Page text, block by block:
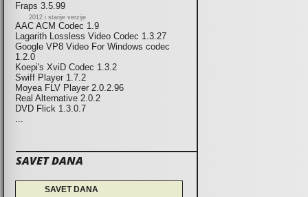
Fraps 3.5.99
2012 i starije verzije
AAC ACM Codec 1.9
Lagarith Lossless Video Codec 1.3.27
Google VP8 Video For Windows codec
1.2.0
Koepi's XviD Codec 1.3.2
Swiff Player 1.7.2
Moyea FLV Player 2.0.2.96
Real Alternative 2.0.2
DVD Flick 1.3.0.7
...
SAVET DANA
SAVET DANA